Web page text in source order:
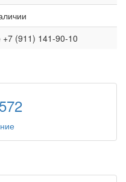
+7 (911) 141-90-10